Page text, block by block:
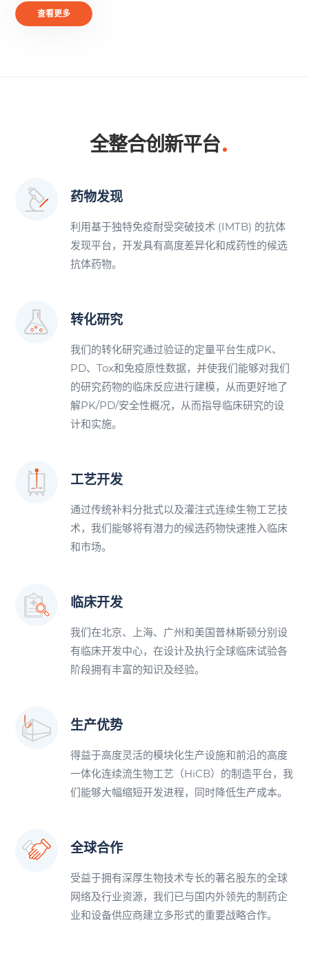
查看更多
全整合创新平台
药物发现
利用基于独特免疫耐受突破技术 (IMTB) 的抗体
发现平台，开发具有高度差异化和成药性的候选
抗体药物。
转化研究
我们的转化研究通过验证的定量平台生成PK、
PD、Tox和免疫原性数据，并使我们能够对我们
的研究药物的临床反应进行建模，从而更好地了
解PK/PD/安全性概况，从而指导临床研究的设
计和实施。
工艺开发
通过传统补料分批式以及灌注式连续生物工艺技
术，我们能够将有潜力的候选药物快速推入临床
和市场。
临床开发
我们在北京、上海、广州和美国普林斯顿分别设
有临床开发中心，在设计及执行全球临床试验各
阶段拥有丰富的知识及经验。
生产优势
得益于高度灵活的模块化生产设施和前沿的高度
一体化连续流生物工艺（HiCB）的制造平台，我
们能够大幅缩短开发进程，同时降低生产成本。
全球合作
受益于拥有深厚生物技术专长的著名股东的全球
网络及行业资源，我们已与国内外领先的制药企
业和设备供应商建立多形式的重要战略合作。